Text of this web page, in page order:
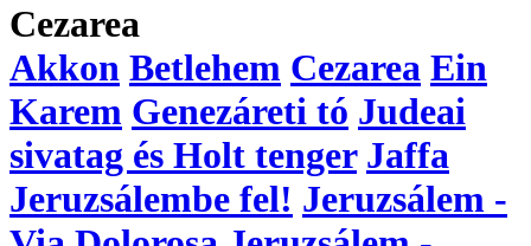
Cezarea
Akkon Betlehem Cezarea Ein
Karem Genezáreti tó Judeai
sivatag és Holt tenger Jaffa
Jeruzsálembe fel! Jeruzsálem -